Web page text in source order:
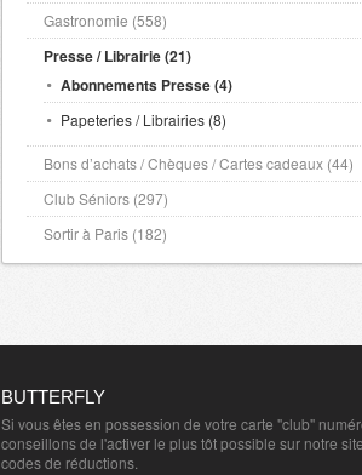
Gastronomie (558)
Presse / Librairie (21)
Abonnements Presse (4)
Papeteries / Librairies (8)
Bons d’achats / Chèques / Cartes cadeaux (44)
Club Séniors (297)
Sortir à Paris (182)
BUTTERFLY
Si vous êtes en possession de votre carte "club"
conseillons de l'activer le plus tôt possible sur notre
codes de réductions.